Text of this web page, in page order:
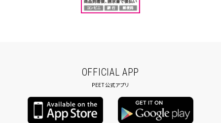
OFFICIAL APP
PEET公式アプリ